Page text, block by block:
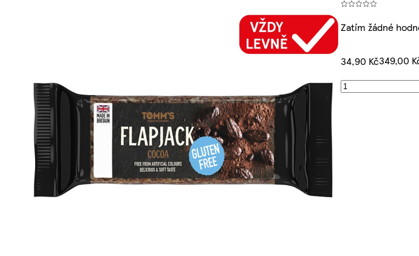
Zatím žádné
34,90 Kč349,00